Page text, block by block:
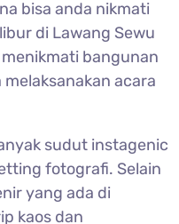
bisa anda nikmati
di Lawang Sewu
bangunan
acara
sudut instagenic
fotografi. Selain
yang ada di
kaos dan